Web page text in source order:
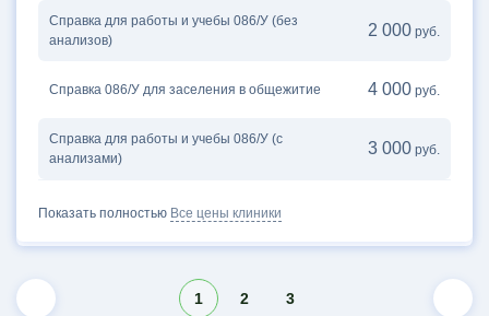
Справка для работы и учебы 086/У (без
анализов)
2 000 руб.
Справка 086/У для заселения в общежитие 4 000 руб.
Справка для работы и учебы 086/У (с
анализами)
3 000 руб.
Показать полностью Все цены клиники
1 2 3